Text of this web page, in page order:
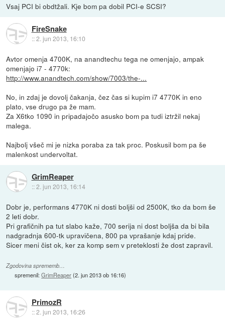
Vsaj PCI bi obdtžali. Kje bom pa dobil PCI-e SCSI?
FireSnake
::2. jun 2013, 16:10
Avtor omenja 4700K, na anandtechu tega ne omenjajo, ampak
omenjajo i7 - 4770k:
http://www.anandtech.com/show/7003/the-...
No, in zdaj je dovolj čakanja, čez čas si kupim i7 4770K in eno
plato, vse drugo pa že mam.
Za X6tko 1090 in pripadajočo asusko bom pa tudi iztržil nekaj
malega.
Najbolj všeč mi je nizka poraba za tak proc. Poskusil bom pa še
malenkost undervoltat.
GrimReaper
::2. jun 2013, 16:14
Dobr je, performans 4770K ni dosti boljši od 2500K, tko da bom še
2 leti dobr.
Pri grafičnih pa tut slabo kaže, 700 serija ni dost boljša da bi bila
nadgradnja 600-tk upravičena, 800 pa vprašanje kdaj pride.
Sicer meni čist ok, ker za komp sem v preteklosti že dost zapravil.
Zgodovina sprememb…
spremenil:GrimReaper(2. jun 2013 ob 16:16)
PrimozR
::2. jun 2013, 16:26